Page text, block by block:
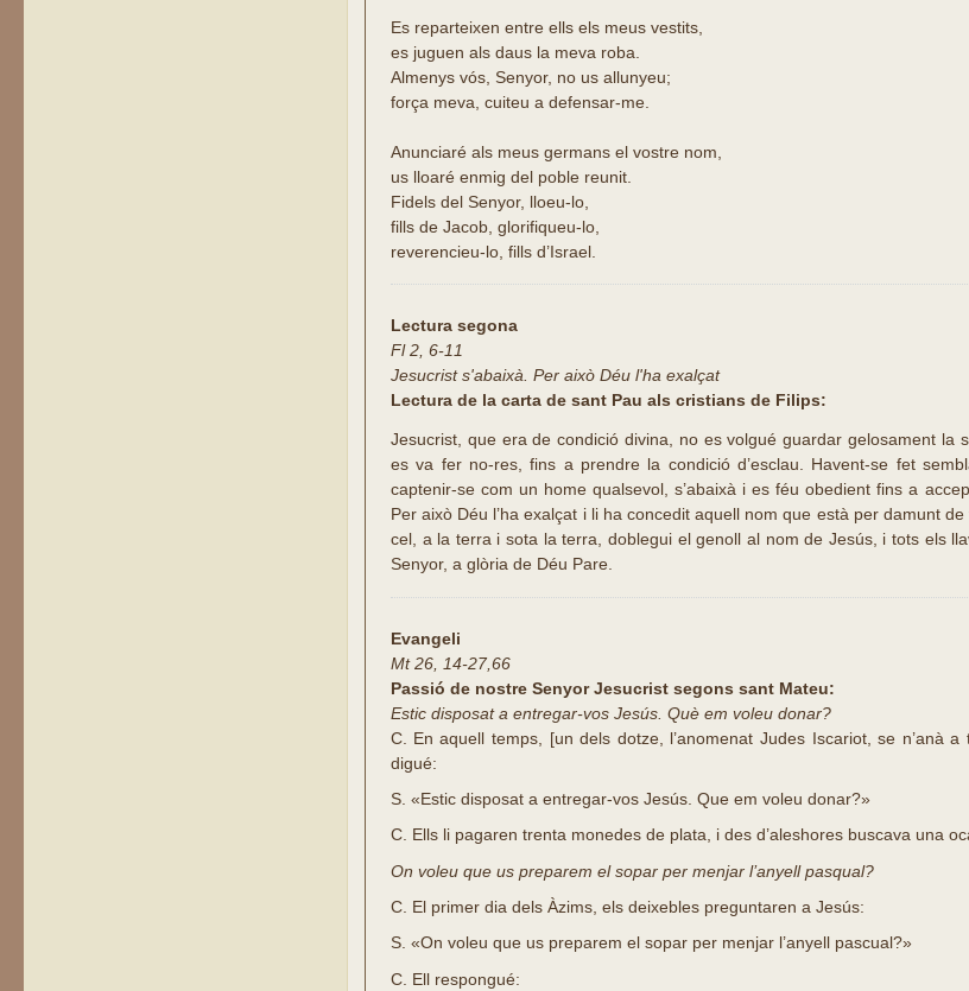
Es reparteixen entre ells els meus vestits,
es juguen als daus la meva roba.
Almenys vós, Senyor, no us allunyeu;
força meva, cuiteu a defensar-me.
Anunciaré als meus germans el vostre nom,
us lloaré enmig del poble reunit.
Fidels del Senyor, lloeu-lo,
fills de Jacob, glorifiqueu-lo,
reverencieu-lo, fills d’Israel.
Lectura segona
Fl 2, 6-11
Jesucrist s'abaixà. Per això Déu l'ha exalçat
Lectura de la carta de sant Pau als cristians de Filips:
Jesucrist, que era de condició divina, no es volgué guardar gelosament la
es va fer no-res, fins a prendre la condició d’esclau. Havent-se fet
captenir-se com un home qualsevol, s’abaixà i es féu obedient fins a
Per això Déu l’ha exalçat i li ha concedit aquell nom que està per damunt
cel, a la terra i sota la terra, doblegui el genoll al nom de Jesús, i tots els
Senyor, a glòria de Déu Pare.
Evangeli
Mt 26, 14-27,66
Passió de nostre Senyor Jesucrist segons sant Mateu:
Estic disposat a entregar-vos Jesús. Què em voleu donar?
C. En aquell temps, [un dels dotze, l’anomenat Judes Iscariot, se n’anà
digué:
S. «Estic disposat a entregar-vos Jesús. Que em voleu donar?»
C. Ells li pagaren trenta monedes de plata, i des d’aleshores buscava una
On voleu que us preparem el sopar per menjar l’anyell pasqual?
C. El primer dia dels Àzims, els deixebles preguntaren a Jesús:
S. «On voleu que us preparem el sopar per menjar l’anyell pascual?»
C. Ell respongué: